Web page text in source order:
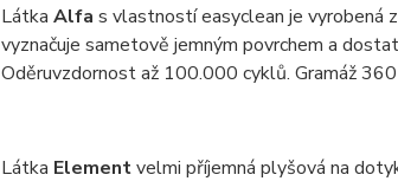
Látka Alfa s vlastností easyclean je vyrobená
vyznačuje sametově jemným povrchem a
Oděruvzdornost až 100.000 cyklů. Gramáž
Látka Elementvelmi příjemná plyšová na